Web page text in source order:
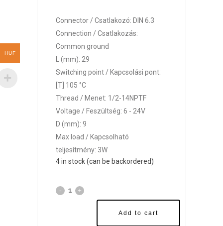
Connector / Csatlakozó: DIN 6.3
Connection / Csatlakozás:
Common ground
L (mm): 29
Switching point / Kapcsolási pont:
[T] 105 °C
Thread / Menet: 1/2-14NPTF
Voltage / Feszültség: 6 - 24V
D (mm): 9
Max load / Kapcsolható
teljesítmény: 3W
4 in stock (can be backordered)
Add to cart
HUF